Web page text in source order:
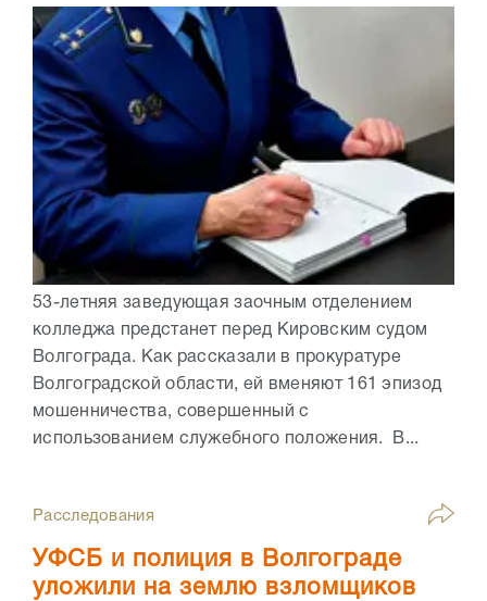
53-летняя заведующая заочным отделением
колледжа предстанет перед Кировским судом
Волгограда. Как рассказали в прокуратуре
Волгоградской области, ей вменяют 161 эпизод
мошенничества, совершенный с
использованием служебного положения. В...
Расследования
УФСБ и полиция в Волгограде
уложили на землю взломщиков